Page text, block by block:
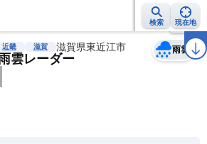
検索 現在地
地震情報 警報・注意報 2週間天気 ラ
近畿 滋賀 滋賀県東近江市
雲レーダー
雨雲
天気 台風